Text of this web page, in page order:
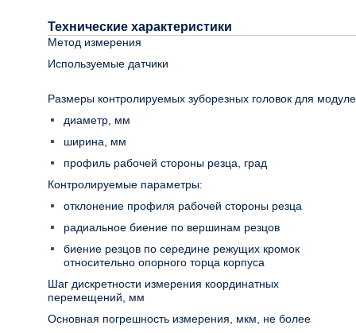
Технические характеристики
Метод измерения
Используемые датчики
Размеры контролируемых зуборезных головок для
диаметр, мм
ширина, мм
профиль рабочей стороны резца, град
Контролируемые параметры:
отклонение профиля рабочей стороны резца
радиальное биение по вершинам резцов
биение резцов по середине режущих кромок
относительно опорного торца корпуса
Шаг дискретности измерения координатных
перемещений, мм
Основная погрешность измерения, мкм, не более